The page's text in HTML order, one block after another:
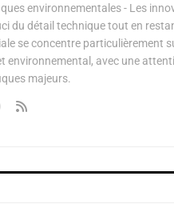
environnementales - Les
du détail technique tout en
se concentre particulièrement
environnemental, avec une
majeurs.